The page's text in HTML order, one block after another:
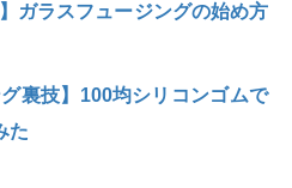
】ガラスフュージングの始め方
グ裏技】100均シリコンゴムで
た